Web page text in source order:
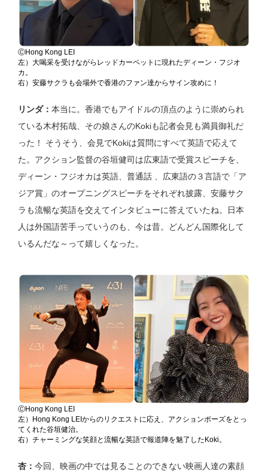
ⒸHong Kong LEI
左）大喝采を受けながらレッドカーペットに現れたディーン・フジオ
カ。
右）安藤サクラも会場外で香港のファン達からサイン攻めに！
リンダ：本当に。香港でもアイドルの頂点のように崇められ
ている木村拓哉、その娘さんのKokiも記者会見も満員御礼だ
った！ そうそう、会見でKokiは質問にすべて英語で応えて
た。アクション監督の谷垣健司は広東語で受賞スピーチを、
ディーン・フジオカは英語、普通話 、広東語の３言語で「ア
ジア賞」のオープニングスピーチをそれぞれ披露、安藤サク
ラも流暢な英語を交えてインタビューに答えていたね。日本
人は外国語苦手っていうのも、今は昔。どんどん国際化して
いるんだな～って嬉しくなった。
ⒸHong Kong LEI
左）Hong Kong LEIからのリクエストに応え、アクションポーズをとっ
てくれた谷垣健治。
右）チャーミングな笑顔と流暢な英語で報道陣を魅了したKoki。
杏：今回、映画の中では見ることのできない映画人達の素顔